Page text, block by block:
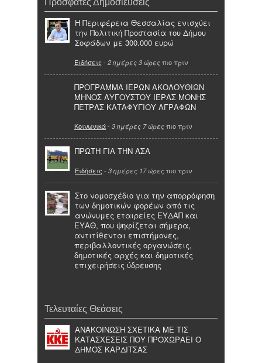
Η Περιφέρεια Θεσσαλίας ενισχύει
την Πολιτική Προστασία του Δήμου
Σοφάδων με 300.000 ευρώ
Ειδήσεις - 2 ημέρες 3 ώρες πιο πριν
ΠΡΟΓΡΑΜΜΑ ΙΕΡΩΝ ΑΚΟΛΟΥΘΙΩΝ
ΜΗΝΟΣ ΑΥΓΟΥΣΤΟΥ ΙΕΡΑΣ ΜΟΝΗΣ
ΠΕΤΡΑΣ ΚΑΤΑΦΥΓΙΟΥ ΑΓΡΑΦΩΝ
Κοινωνικά- 3 ημέρες 7 ώρες πιο πριν
ΠΡΩΤΗ ΓΙΑ ΤΗΝ ΑΣΑ
Ειδήσεις - 3 ημέρες 17 ώρες πιο πριν
Στο νομοσχέδιο για την απορρόφηση
των δημοτικών φορέων από τις
ανώνυμες εταιρείες ΕΥΔΑΠ και
ΕΥΑΘ, που ψηφίζεται σήμερα,
αντιτίθενται επιστήμονες,
περιβαλλοντικές οργανώσεις,
δημοτικές αρχές και δημοτικές
επιχειρήσεις ύδρευσης
Τελευταίες Θεάσεις
ΑΝΑΚΟΙΝΩΣΗ ΣΧΕΤΙΚΑ ΜΕ ΤΙΣ
ΚΑΤΑΣΧΕΣΕΙΣ ΠΟΥ ΠΡΟΧΩΡΑΕΙ Ο
ΔΗΜΟΣ ΚΑΡΔΙΤΣΑΣ